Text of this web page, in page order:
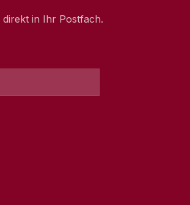
direkt in Ihr Postfach.